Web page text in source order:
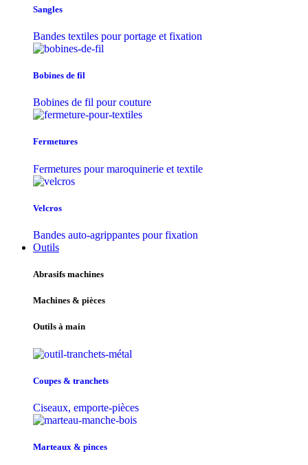
Sangles
Bandes textiles pour portage et fixation
Bobines de fil
Bobines de fil pour couture
Fermetures
Fermetures pour maroquinerie et textile
Velcros
Bandes auto-agrippantes pour fixation
Outils
Abrasifs machines
Machines & pièces
Outils à main
Coupes & tranchets
Ciseaux, emporte-pièces
Marteaux & pinces